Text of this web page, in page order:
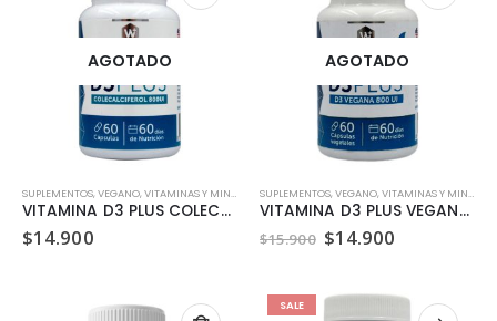
AGOTADO
SUPLEMENTOS,VEGANO,VITAMINAS Y MINERALES
VITAMINA D3 PLUS COLECALCIFEROL 800U.I WELLPLUS 60 CAPSULAS
$14.900
AGOTADO
SUPLEMENTOS,VEGANO,VITAMINAS Y MINERALES
VITAMINA D3 PLUS VEGANA 800U.I WELLPLUS 60 CAPSULAS
$15.900 El
precio
era:
$15.900.
$14.900
es:
$14.900.
SALE